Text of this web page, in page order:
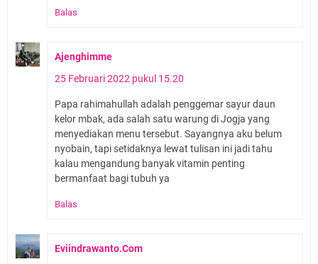
Balas
Ajenghimme
25 Februari 2022 pukul 15.20
Papa rahimahullah adalah penggemar sayur daun
kelor mbak, ada salah satu warung di Jogja yang
menyediakan menu tersebut. Sayangnya aku belum
nyobain, tapi setidaknya lewat tulisan ini jadi tahu
kalau mengandung banyak vitamin penting
bermanfaat bagi tubuh ya
Balas
Eviindrawanto.Com